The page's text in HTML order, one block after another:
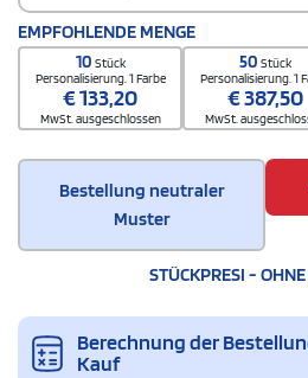
EMPFOHLENDE MENGE
10 Stück
Personalisierung. 1 Farbe
€133,20
MwSt. ausgeschlossen
50 Stück
Personalisierung. 1
€387,50
MwSt.
Bestellung neutraler
Muster
STÜCKPRESI -
Berechnung der
Kauf